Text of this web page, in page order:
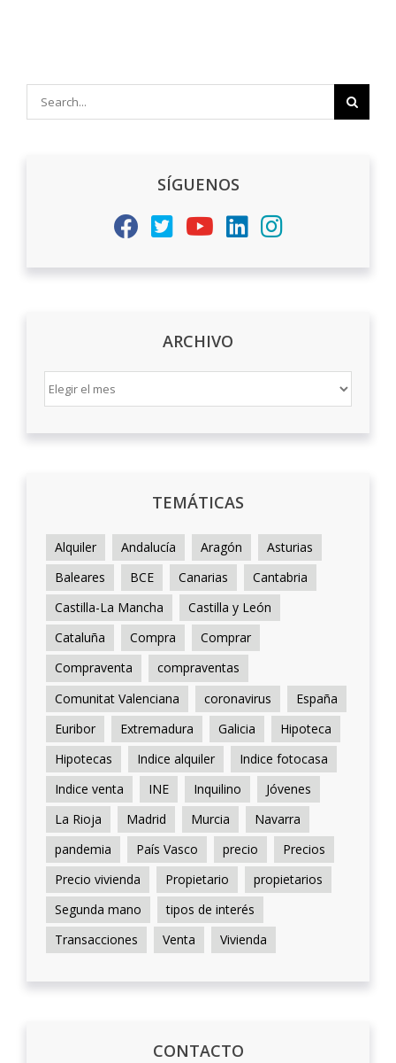
SÍGUENOS
ARCHIVO
ARCHIVO
TEMÁTICAS
Alquiler Andalucía Aragón
Asturias
Baleares
BCE Canarias
Cantabria
Castilla-La Mancha
Castilla y León
Cataluña
Compra
Comprar
Compraventa
compraventas
Comunitat Valenciana
coronavirus
España
Euribor
Extremadura Galicia
Hipoteca
Hipotecas
Indice alquiler
Indice fotocasa
Indice venta
INE Inquilino
Jóvenes
La Rioja
Madrid Murcia
Navarra
pandemia
País Vasco precio
Precios
Precio vivienda
Propietario
propietarios
Segunda mano
tipos de interés
Transacciones
Venta Vivienda
CONTACTO